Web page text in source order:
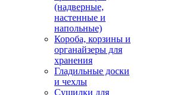
(надверные,
настенные и
напольные)
Короба, корзины и
органайзеры для
хранения
Гладильные доски
и чехлы
Сушилки для